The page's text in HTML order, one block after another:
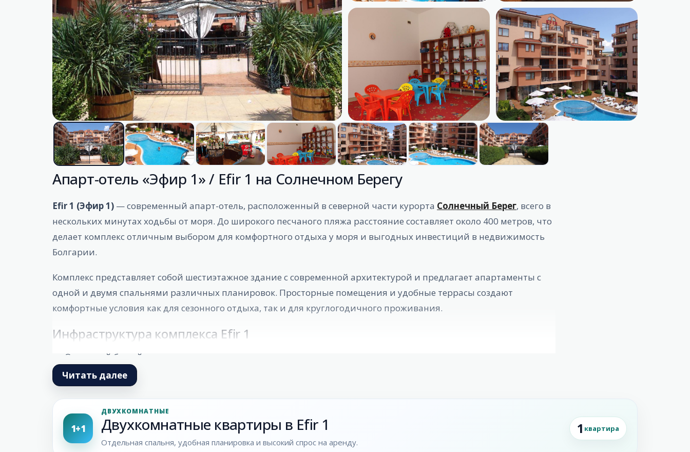
Апарт-отель «Эфир 1» / Efir 1 на Солнечном Берегу
Efir 1 (Эфир 1) — современный апарт-отель, расположенный в северной части курорта Солнечный Берег, всего в
нескольких минутах ходьбы от моря. До широкого песчаного пляжа расстояние составляет около 400 метров, что
делает комплекс отличным выбором для комфортного отдыха у моря и выгодных инвестиций в недвижимость
Болгарии.
Комплекс представляет собой шестиэтажное здание с современной архитектурой и предлагает апартаменты с
одной и двумя спальнями различных планировок. Просторные помещения и удобные террасы создают
комфортные условия как для сезонного отдыха, так и для круглогодичного проживания.
Инфраструктура комплекса Efir 1
Открытый бассейн
Детская секция бассейна
Детская игровая зона
Рецепция
Лобби-зона
Читать далее
1+1
ДВУХКОМНАТНЫЕ
Двухкомнатные квартиры в Efir 1
Отдельная спальня, удобная планировка и высокий спрос на аренду.
1 квартира
Солнечный